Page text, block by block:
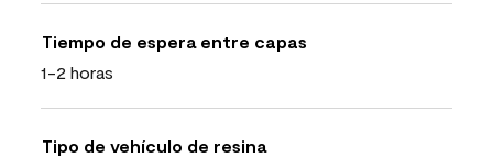
Tiempo de espera entre capas
1-2 horas
Tipo de vehículo de resina